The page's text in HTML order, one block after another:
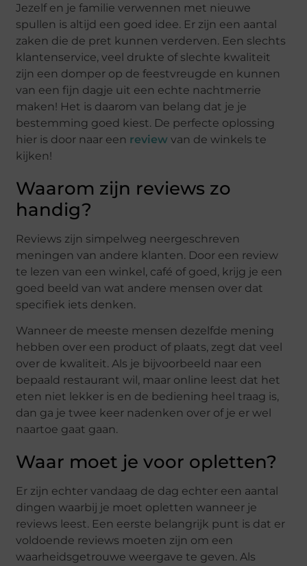
Jezelf en je familie verwennen met nieuwe
spullen is altijd een goed idee. Er zijn een aantal
zaken die de pret kunnen verderven. Een slechts
klantenservice, veel drukte of slechte kwaliteit
zijn een domper op de feestvreugde en kunnen
van een fijn dagje uit een echte nachtmerrie
maken! Het is daarom van belang dat je je
bestemming goed kiest. De perfecte oplossing
hier is door naar een review van de winkels te
kijken!
Waarom zijn reviews zo
handig?
Reviews zijn simpelweg neergeschreven
meningen van andere klanten. Door een review
te lezen van een winkel, café of goed, krijg je een
goed beeld van wat andere mensen over dat
specifiek iets denken.
Wanneer de meeste mensen dezelfde mening
hebben over een product of plaats, zegt dat veel
over de kwaliteit. Als je bijvoorbeeld naar een
bepaald restaurant wil, maar online leest dat het
eten niet lekker is en de bediening heel traag is,
dan ga je twee keer nadenken over of je er wel
naartoe gaat gaan.
Waar moet je voor opletten?
Er zijn echter vandaag de dag echter een aantal
dingen waarbij je moet opletten wanneer je
reviews leest. Een eerste belangrijk punt is dat er
voldoende reviews moeten zijn om een
waarheidsgetrouwe weergave te geven. Als